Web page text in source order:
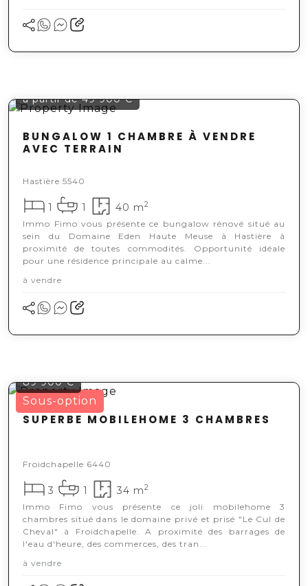
à partir de 49 900 €
BUNGALOW 1 CHAMBRE À VENDRE
AVEC TERRAIN
Hastière 5540
1 1 40 m2
Immo Fimo vous présente ce bungalow rénové situé au
sein du Domaine Eden Haute Meuse à Hastière à
proximité de toutes commodités. Opportunité idéale
pour une résidence principale au calme...
à vendre
Sous-option
89 900 €
SUPERBE MOBILEHOME 3 CHAMBRES
Froidchapelle 6440
3 1 34 m2
Immo Fimo vous présente ce joli mobilehome 3
chambres situé dans le domaine privé et prisé "Le Cul de
Cheval" à Froidchapelle. A proximité des barrages de
l'eau d'heure, des commerces, des tran...
à vendre